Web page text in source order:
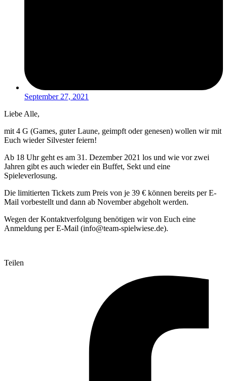
September 27, 2021
Liebe Alle,
mit 4 G (Games, guter Laune, geimpft oder genesen) wollen wir mit
Euch wieder Silvester feiern!
Ab 18 Uhr geht es am 31. Dezember 2021 los und wie vor zwei
Jahren gibt es auch wieder ein Buffet, Sekt und eine
Spieleverlosung.
Die limitierten Tickets zum Preis von je 39 € können bereits per E-
Mail vorbestellt und dann ab November abgeholt werden.
Wegen der Kontaktverfolgung benötigen wir von Euch eine
Anmeldung per E-Mail (info@team-spielwiese.de).
Teilen